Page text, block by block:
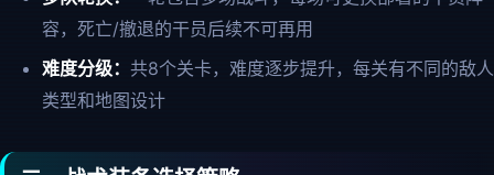
容，死亡/撤退的干员后续不可再用
难度分级： 共8个关卡，难度逐步提升，每关有不同的敌人
类型和地图设计